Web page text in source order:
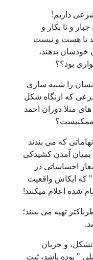
داریم!
و نا بکار و
تا هست و نیست
خودشان بدهند،
بود؟؟
را شبیه سازی
شرعی که ازنگاه شکل
مثلا دوران احمد
که می بندند
آمدن کشیدکی
احساساتی در
که ایکاش واقعیت
شده اعلام میکنند!
تهیه می بینند؛
تشکل، و جریان
" بوده باشد، ثبت